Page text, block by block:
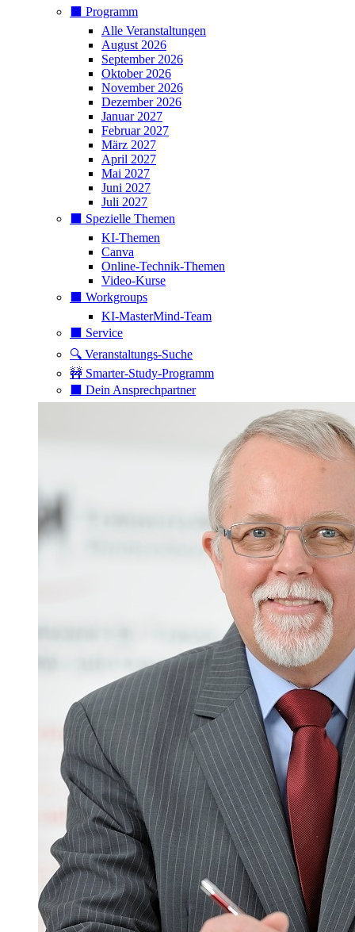
⬛️ Programm
Alle Veranstaltungen
August 2026
September 2026
Oktober 2026
November 2026
Dezember 2026
Januar 2027
Februar 2027
März 2027
April 2027
Mai 2027
Juni 2027
Juli 2027
⬛️ Spezielle Themen
KI-Themen
Canva
Online-Technik-Themen
Video-Kurse
⬛️ Workgroups
KI-MasterMind-Team
⬛️ Service
🔍 Veranstaltungs-Suche
🚧 Smarter-Study-Programm
⬛️ Dein Ansprechpartner